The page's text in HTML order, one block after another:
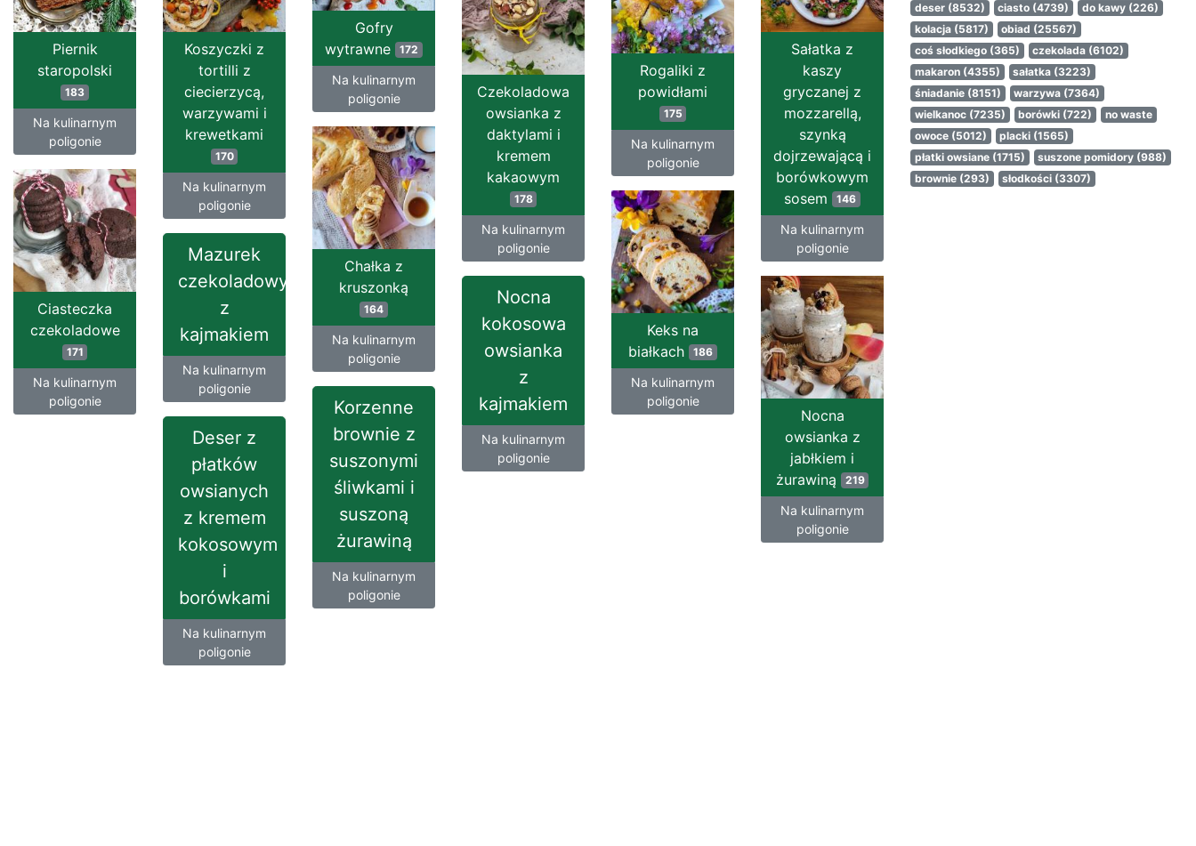
Gofry
wytrawne 172
Na kulinarnym
poligonie
Piernik
staropolski
183
Na kulinarnym
poligonie
Koszyczki z
tortilli z
ciecierzycą,
warzywami i
krewetkami
170
Na kulinarnym
poligonie
Sałatka z
kaszy
gryczanej z
mozzarellą,
szynką
dojrzewającą i
borówkowym
sosem 146
Na kulinarnym
poligonie
Rogaliki z
powidłami
175
Na kulinarnym
poligonie
Czekoladowa
owsianka z
daktylami i
kremem
kakaowym
178
Na kulinarnym
poligonie
Chałka z
kruszonką
164
Na kulinarnym
poligonie
Ciasteczka
czekoladowe
171
Na kulinarnym
poligonie
Keks na
białkach 186
Na kulinarnym
poligonie
Mazurek
czekoladowy
z
kajmakiem
Na kulinarnym
poligonie
Nocna
kokosowa
owsianka
z
kajmakiem
Na kulinarnym
poligonie
Nocna
owsianka z
jabłkiem i
żurawiną
219
Na kulinarnym
poligonie
Korzenne
brownie z
suszonymi
śliwkami i
suszoną
żurawiną
Na kulinarnym
poligonie
Deser z
płatków
owsianych
z kremem
kokosowym
i
borówkami
Na kulinarnym
poligonie
deser (8532) ciasto (4739) do kawy (226)
kolacja (5817) obiad (25567)
coś słodkiego (365) czekolada (6102)
makaron (4355) sałatka (3223)
śniadanie (8151) warzywa (7364)
wielkanoc (7235) borówki (722)
no waste
owoce (5012) placki (1565)
płatki owsiane (1715) suszone pomidory (988)
brownie (293) słodkości (3307)